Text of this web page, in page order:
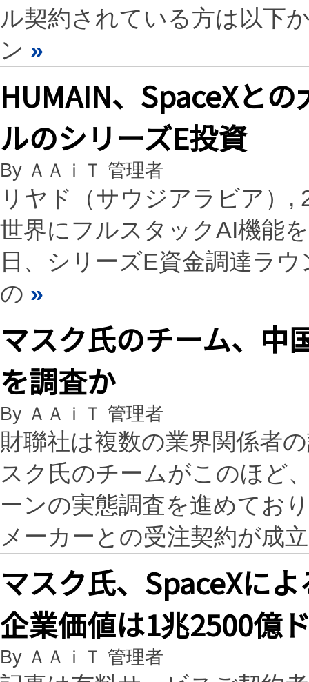
ル契約されている方は以下
ン »
HUMAIN、SpaceXと
ルのシリーズE投資
By ＡＡｉＴ 管理者
リヤド（サウジアラビア）
世界にフルスタックAI機能
日、シリーズE資金調達ラ
の »
マスク氏のチーム、中
を調査か
By ＡＡｉＴ 管理者
財聯社は複数の業界関係者
スク氏のチームがこのほど
ーンの実態調査を進めてお
メーカーとの受注契約が成
マスク氏、SpaceXに
企業価値は1兆2500億
By ＡＡｉＴ 管理者